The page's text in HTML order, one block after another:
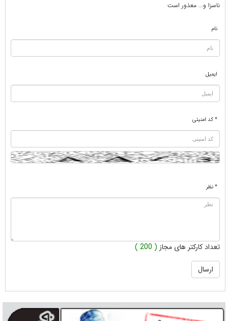
ناسزا و... معذور است
نام
ایمیل
* کد امنیتی
* نظر
تعداد کارکتر های مجاز ( 200 )